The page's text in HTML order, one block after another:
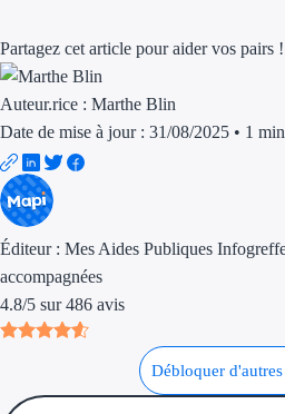
Partagez cet article pour aider vos pairs !
Auteur.rice : Marthe Blin
Date de mise à jour : 31/08/2025 • 1
Éditeur : Mes Aides Publiques
accompagnées
4.8/5 sur 486 avis
Débloquer d'autres